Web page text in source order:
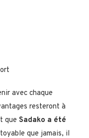
avec chaque
resteront à
que Sadako a été
que jamais, il